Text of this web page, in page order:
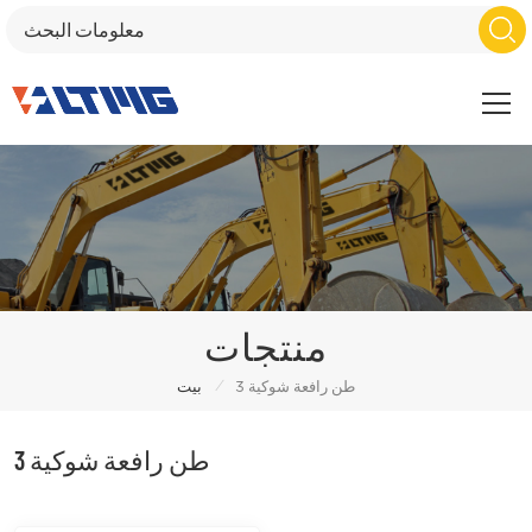
منتجات
بيت / 3 طن رافعة شوكية
3 طن رافعة شوكية